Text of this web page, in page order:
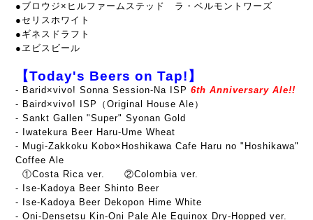
●ブロウジ×ヒルファームステッド ラ・ベルモントワーズ
●セリスホワイト
●ギネスドラフト
●ヱビスビール
【Today's Beers on Tap!】
- Barid×vivo! Sonna Session-Na ISP 6th Anniversary Ale!!
- Baird×vivo! ISP（Original House Ale）
- Sankt Gallen "Super" Syonan Gold
- Iwatekura Beer Haru-Ume Wheat
- Mugi-Zakkoku Kobo×Hoshikawa Cafe Haru no "Hoshikawa"
Coffee Ale
①Costa Rica ver. ②Colombia ver.
- Ise-Kadoya Beer Shinto Beer
- Ise-Kadoya Beer Dekopon Hime White
- Oni-Densetsu Kin-Oni Pale Ale Equinox Dry-Hopped ver.